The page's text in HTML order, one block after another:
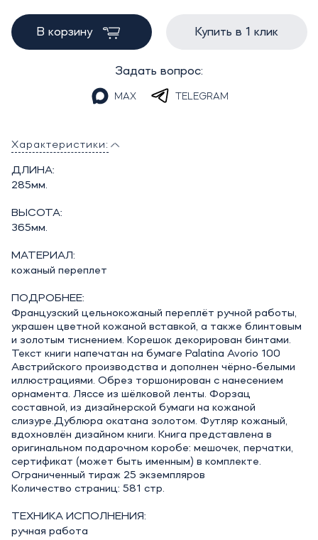
В корзину Купить в 1 клик
Задать вопрос:
MAX TELEGRAM
Характеристики:
ДЛИНА:
285мм.
ВЫСОТА:
365мм.
МАТЕРИАЛ:
кожаный переплет
ПОДРОБНЕЕ:
Французский цельнокожаный переплёт ручной работы,
украшен цветной кожаной вставкой, а также блинтовым
и золотым тиснением. Корешок декорирован бинтами.
Текст книги напечатан на бумаге Palatina Avorio 100
Австрийского производства и дополнен чёрно-белыми
иллюстрациями. Обрез торшонирован с нанесением
орнамента. Ляссе из шёлковой ленты. Форзац
составной, из дизайнерской бумаги на кожаной
слизуре.Дублюра окатана золотом. Футляр кожаный,
вдохновлён дизайном книги. Книга представлена в
оригинальном подарочном коробе: мешочек, перчатки,
сертификат (может быть именным) в комплекте.
Ограниченный тираж 25 экземпляров
Количество страниц: 581 стр.
ТЕХНИКА ИСПОЛНЕНИЯ:
ручная работа